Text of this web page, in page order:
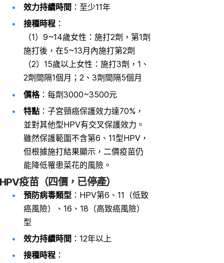
效力持續時間 ：至少11年
接種時程：
（1）9~14歲女性：施打2劑，第1劑
施打後，在5~13月內施打第2劑
（2）15歲以上女性：施打3劑，1、
2劑間隔1個月；2、3劑間隔5個月
價格：每劑3000~3500元
特點：子宮頸癌保護效力達70%，
並對其他型HPV有交叉保護效力。
雖然保護範圍不含第6、11型HPV，
但根據施打結果顯示，二價疫苗仍
能降低罹患菜花的風險。
疫苗（四價， 已停產）
預防病毒類型 ：HPV第6、11（低致
癌風險）、16、18（高致癌風險）
型
效力持續時間：12年以上
接種時程：